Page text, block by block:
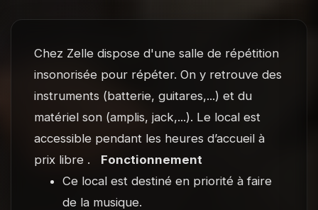
Chez Zelle dispose d'une salle de répétition
insonorisée pour répéter. On y retrouve des
instruments (batterie, guitares,...) et du
matériel son (amplis, jack,...). Le local est
accessible pendant les heures d’accueil à
prix libre . Fonctionnement
Ce local est destiné en priorité à faire
de la musique.